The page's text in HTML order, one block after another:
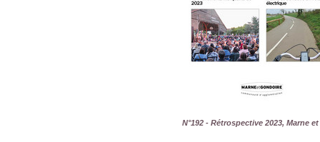
N°192 - Rétrospective 2023, Marne